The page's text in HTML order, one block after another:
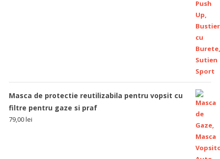
Masca de protectie reutilizabila pentru vopsit cu
filtre pentru gaze si praf
79,00lei